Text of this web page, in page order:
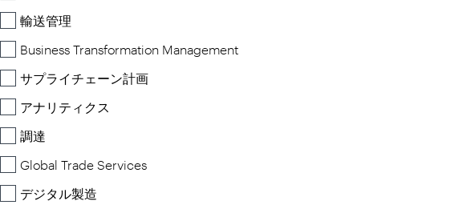
輸送管理
Business Transformation Management
サプライチェーン計画
アナリティクス
調達
Global Trade Services
デジタル製造